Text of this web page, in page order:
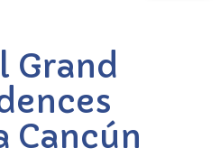
Grand
Cancún